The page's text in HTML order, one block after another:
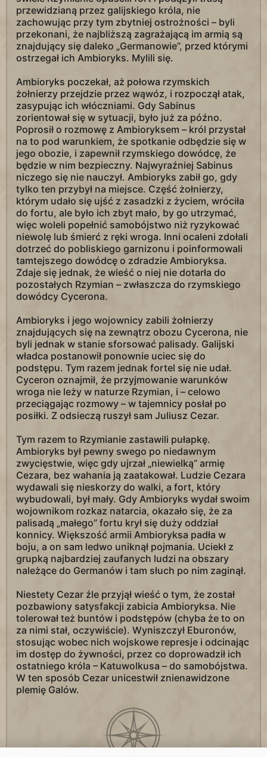
przewidzianą przez galijskiego króla, nie
zachowując przy tym zbytniej ostrożności – byli
przekonani, że najbliższą zagrażającą im armią są
znajdujący się daleko „Germanowie”, przed którymi
ostrzegał ich Ambioryks. Mylili się.
Ambioryks poczekał, aż połowa rzymskich
żołnierzy przejdzie przez wąwóz, i rozpoczął atak,
zasypując ich włóczniami. Gdy Sabinus
zorientował się w sytuacji, było już za późno.
Poprosił o rozmowę z Ambioryksem – król przystał
na to pod warunkiem, że spotkanie odbędzie się w
jego obozie, i zapewnił rzymskiego dowódcę, że
będzie w nim bezpieczny. Najwyraźniej Sabinus
niczego się nie nauczył. Ambioryks zabił go, gdy
tylko ten przybył na miejsce. Część żołnierzy,
którym udało się ujść z zasadzki z życiem, wróciła
do fortu, ale było ich zbyt mało, by go utrzymać,
więc woleli popełnić samobójstwo niż ryzykować
niewolę lub śmierć z ręki wroga. Inni ocaleni zdołali
dotrzeć do pobliskiego garnizonu i poinformowali
tamtejszego dowódcę o zdradzie Ambioryksa.
Zdaje się jednak, że wieść o niej nie dotarła do
pozostałych Rzymian – zwłaszcza do rzymskiego
dowódcy Cycerona.
Ambioryks i jego wojownicy zabili żołnierzy
znajdujących się na zewnątrz obozu Cycerona, nie
byli jednak w stanie sforsować palisady. Galijski
władca postanowił ponownie uciec się do
podstępu. Tym razem jednak fortel się nie udał.
Cyceron oznajmił, że przyjmowanie warunków
wroga nie leży w naturze Rzymian, i – celowo
przeciągając rozmowy – w tajemnicy posłał po
posiłki. Z odsieczą ruszył sam Juliusz Cezar.
Tym razem to Rzymianie zastawili pułapkę.
Ambioryks był pewny swego po niedawnym
zwycięstwie, więc gdy ujrzał „niewielką” armię
Cezara, bez wahania ją zaatakował. Ludzie Cezara
wydawali się nieskorzy do walki, a fort, który
wybudowali, był mały. Gdy Ambioryks wydał swoim
wojownikom rozkaz natarcia, okazało się, że za
palisadą „małego” fortu krył się duży oddział
konnicy. Większość armii Ambioryksa padła w
boju, a on sam ledwo uniknął pojmania. Uciekł z
grupką najbardziej zaufanych ludzi na obszary
należące do Germanów i tam słuch po nim zaginął.
Niestety Cezar źle przyjął wieść o tym, że został
pozbawiony satysfakcji zabicia Ambioryksa. Nie
tolerował też buntów i podstępów (chyba że to on
za nimi stał, oczywiście). Wyniszczył Eburonów,
stosując wobec nich wojskowe represje i odcinając
im dostęp do żywności, przez co doprowadził ich
ostatniego króla – Katuwolkusa – do samobójstwa.
W ten sposób Cezar unicestwił znienawidzone
plemię Galów.